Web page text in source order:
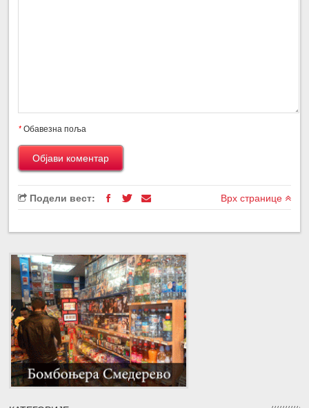
*Обавезна поља
Подели вест: Врх странице